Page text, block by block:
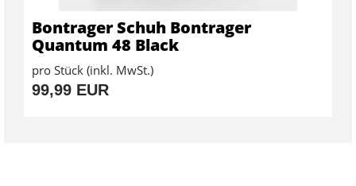
Bontrager Schuh Bontrager
Quantum 48 Black
pro Stück (inkl. MwSt.)
99,99 EUR